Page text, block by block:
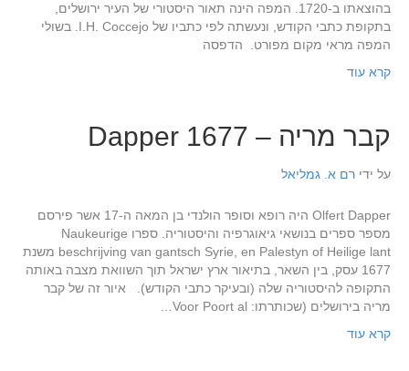
בהוצאתו ב-1720. המפה הינה תאור היסטורי של העיר ירושלים,
בתקופת כתבי הקודש, ונעשתה לפי כתביו של I.H. Coccejo. בשולי
המפה מראי מקום מפורט. הדפסה
קרא עוד
קבר מריה – Dapper 1677
על ידי רם א. גמליאל
Olfert Dapper היה רופא וסופר הולנדי בן המאה ה-17 אשר פירסם
מספר ספרים בנושאי גיאוגרפיה והיסטוריה. ספרו Naukeurige
beschrijving van gantsch Syrie, en Palestyn of Heilige lant משנת
1677 עסק, בין השאר, בתיאור ארץ ישראל תוך השוואת מצבה באותה
התקופה להיסטוריה שלה (ובעיקר כתבי הקודש). איור זה של קבר
מריה בירושלים (שכותרתו: Voor Poort al…
קרא עוד